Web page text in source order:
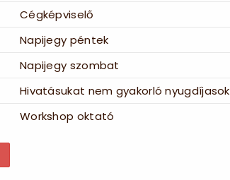
Cégképviselő
Napijegy péntek
Napijegy szombat
Hivatásukat nem gyakorló nyugdíjasok
Workshop oktató